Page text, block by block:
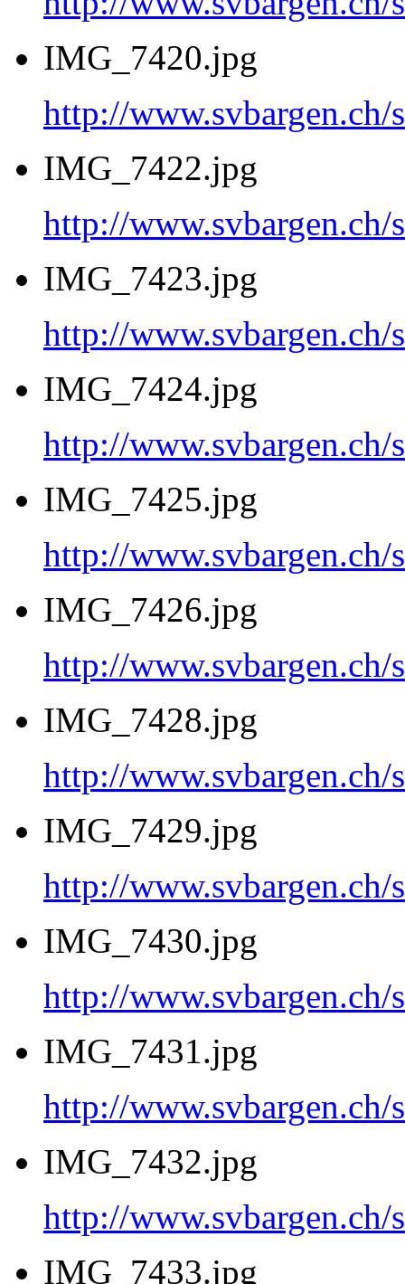
IMG_7420.jpg
http://
IMG_7422.jpg
http://
IMG_7423.jpg
http://
IMG_7424.jpg
http://
IMG_7425.jpg
http://
IMG_7426.jpg
http://
IMG_7428.jpg
http://
IMG_7429.jpg
http://
IMG_7430.jpg
http://
IMG_7431.jpg
http://
IMG_7432.jpg
http://
IMG_7433.jpg